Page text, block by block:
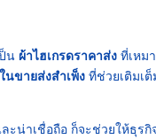
น ผ้าไฮเกรดราคาส่ง ที่เหม
นขายส่งสำเพ็ง ที่ช่วยเติมเ
ะน่าเชื่อถือ ก็จะช่วยให้ธุร